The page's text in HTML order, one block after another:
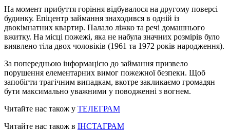
На момент прибуття горіння відбувалося на другому поверсі
будинку. Епіцентр займання знаходився в одній із
двокімнатних квартир. Палало ліжко та речі домашнього
вжитку. На місці пожежі, яка не набула значних розмірів було
виявлено тіла двох чоловіків (1961 та 1972 років народження).
За попередньою інформацією до займання призвело
порушення елементарних вимог пожежної безпеки. Щоб
запобігти трагічним випадкам, вкотре закликаємо громадян
бути максимально уважними у поводженні з вогнем.
Читайте нас також у ТЕЛЕГРАМ
Читайте нас також в ІНСТАГРАМ